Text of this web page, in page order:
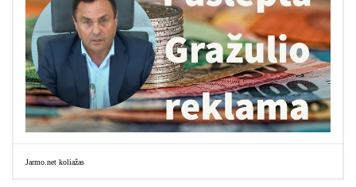
Jarmo.net koliažas